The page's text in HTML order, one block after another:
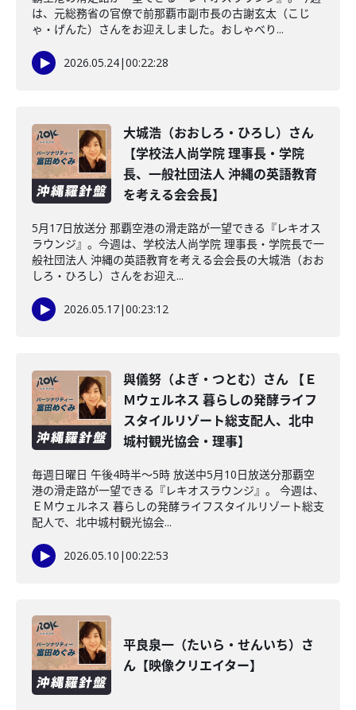
は、元総務省の官僚で前那覇市副市長の古謝玄太（こじ
ゃ・げんた）さんをお迎えしました。おしゃべり...
2026.05.24|00:22:28
大城浩（おおしろ・ひろし）さん
【学校法人尚学院 理事長・学院
長、一般社団法人 沖縄の英語教育
を考える会会長】
5月17日放送分 那覇空港の滑走路が一望できる『レキオス
ラウンジ』。今週は、学校法人尚学院 理事長・学院長で一
般社団法人 沖縄の英語教育を考える会会長の大城浩（おお
しろ・ひろし）さんをお迎え...
2026.05.17|00:23:12
與儀努（よぎ・つとむ）さん 【Ｅ
Ｍウェルネス 暮らしの発酵ライフ
スタイルリゾート総支配人、北中
城村観光協会・理事】
毎週日曜日 午後4時半～5時 放送中5月10日放送分那覇空
港の滑走路が一望できる『レキオスラウンジ』。 今週は、
ＥＭウェルネス 暮らしの発酵ライフスタイルリゾート総支
配人で、北中城村観光協会...
2026.05.10 |00:22:53
平良泉一（たいら・せんいち）さ
ん【映像クリエイター】